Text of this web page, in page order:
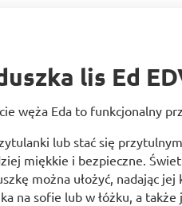
lis Ed
węża Eda to funkcjonalny
lub stać się
miękkie i bezpieczne.
można ułożyć, nadając
na sofie lub w łóżku, a